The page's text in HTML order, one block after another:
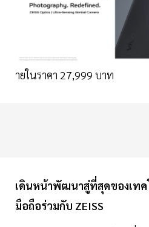
ายในราคา 27,999 บาท
เดินหน้าพัฒนาสู่ที่สุดของเทค
มือถือร่วมกับ ZEISS